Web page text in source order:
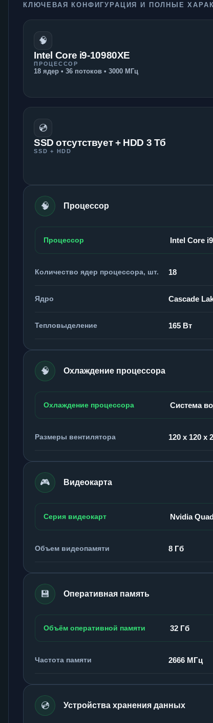
КЛЮЧЕВАЯ КОНФИГУРАЦИЯ И ПОЛНЫЕ
🧠
Intel Core i9-10980XE
ПРОЦЕССОР
18 ядер • 36 потоков • 3000 МГц
💿
SSD отсутствует + HDD 3 Тб
SSD + HDD
🧠 Процессор
Процессор Intel Core
Количество ядер процессора, шт. 18
Ядро Cascade
Тепловыделение 165 Вт
🧠 Охлаждение процессора
Охлаждение процессора Система
Размеры вентилятора 120 x 120 x
🎮 Видеокарта
Серия видеокарт Nvidia
Объем видеопамяти 8 Гб
💾 Оперативная память
Объём оперативной памяти 32 Гб
Частота памяти 2666 МГц
💿 Устройства хранения данных